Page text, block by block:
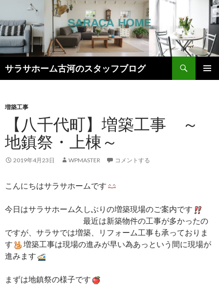
サラサホーム古河のスタッフブログ
索
ン
ス
キ
ッ
増築工事
【八千代町】増築工事 ～
地鎮祭・上棟～
2019年4月23日 WPMASTER コメントする
こんにちはサラサホームです
今日はサラサホーム久しぶりの増築現場のご案内です
最近は新築物件の工事が多かったの
ですが、サラサでは増築、リフォーム工事も承っておりま
す
増築工事は現場の進みが早い為あっという間に現場が
進みます
まずは地鎮祭の様子です